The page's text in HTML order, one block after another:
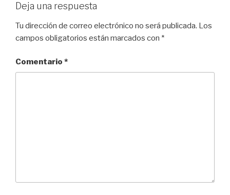
Deja una respuesta
Tu dirección de correo electrónico no será publicada. Los
campos obligatorios están marcados con *
Comentario *